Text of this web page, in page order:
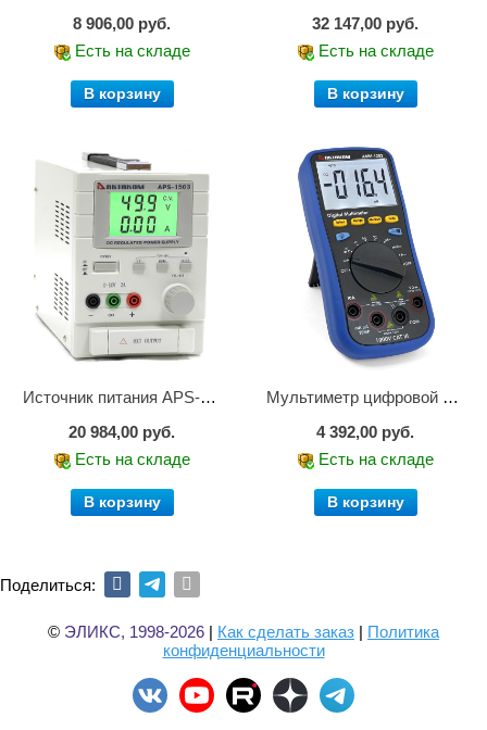
8 906,00 руб.
Есть на складе
В корзину
32 147,00 руб.
Есть на складе
В корзину
Источник питания APS-1503
20 984,00 руб.
Есть на складе
В корзину
Мультиметр цифровой АММ-1203
4 392,00 руб.
Есть на складе
В корзину
Поделиться:
© ЭЛИКС, 1998-2026 | Как сделать заказ | Политика
конфиденциальности